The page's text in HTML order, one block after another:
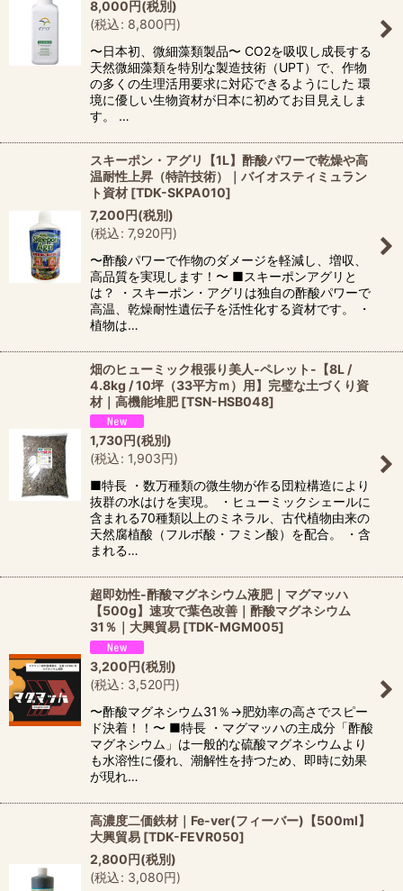
8,000円(税別)
(税込: 8,800円)
〜日本初、微細藻類製品〜 CO2を吸収し成長する
天然微細藻類を特別な製造技術（UPT）で、作物
の多くの生理活用要求に対応できるようにした 環
境に優しい生物資材が日本に初めてお目見えしま
す。 …
スキーポン・アグリ【1L】酢酸パワーで乾燥や高
温耐性上昇（特許技術）｜バイオスティミュラン
ト資材 [TDK-SKPA010]
7,200円(税別)
(税込: 7,920円)
〜酢酸パワーで作物のダメージを軽減し、増収、
高品質を実現します！〜 ■スキーポンアグリと
は？ ・スキーポン・アグリは独自の酢酸パワーで
高温、乾燥耐性遺伝子を活性化する資材です。 ・
植物は…
畑のヒューミック根張り美人-ペレット-【8L /
4.8kg / 10坪（33平方ｍ）用】完璧な土づくり資
材｜高機能堆肥 [TSN-HSB048]
1,730円(税別)
(税込: 1,903円)
■特長 ・数万種類の微生物が作る団粒構造により
抜群の水はけを実現。 ・ヒューミックシェールに
含まれる70種類以上のミネラル、古代植物由来の
天然腐植酸（フルボ酸・フミン酸）を配合。 ・含
まれる…
超即効性-酢酸マグネシウム液肥｜マグマッハ
【500g】速攻で葉色改善｜酢酸マグネシウム
31％｜大興貿易 [TDK-MGM005]
3,200円(税別)
(税込: 3,520円)
〜酢酸マグネシウム31％→肥効率の高さでスピー
ド決着！！〜 ■特長 ・マグマッハの主成分「酢酸
マグネシウム」は一般的な硫酸マグネシウムより
も水溶性に優れ、潮解性を持つため、即時に効果
が現れ…
高濃度二価鉄材｜Fe-ver(フィーバー)【500ml】
大興貿易 [TDK-FEVR050]
2,800円(税別)
(税込: 3,080円)